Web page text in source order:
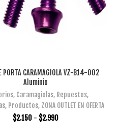
SELECCIONAR OPCIONES
PORTA CARAMAGIOLA VZ-B14-002
Aluminio
, Caramagiolas, Repuestos,
, Productos, ZONA OUTLET EN OFERTA
$2.150 - $2.990